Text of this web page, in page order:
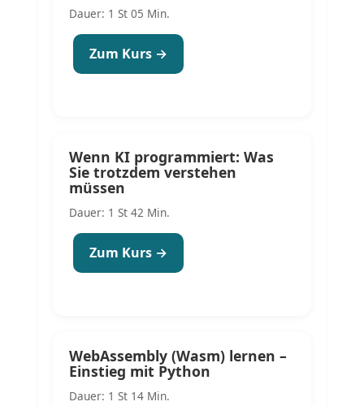
Dauer: 1 St 05 Min.
Zum Kurs →
Wenn KI programmiert: Was
Sie trotzdem verstehen
müssen
Dauer: 1 St 42 Min.
Zum Kurs →
WebAssembly (Wasm) lernen –
Einstieg mit Python
Dauer: 1 St 14 Min.